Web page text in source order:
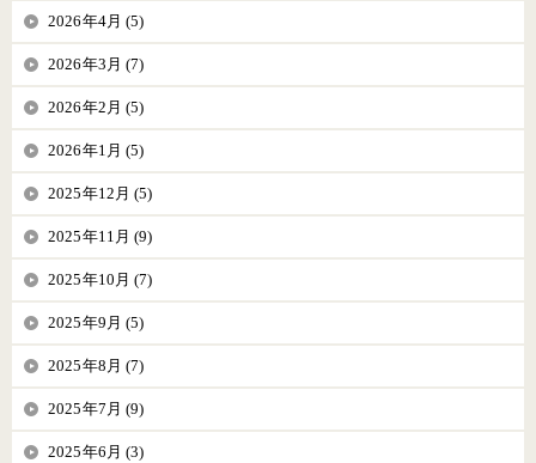
2026年4月 (5)
2026年3月 (7)
2026年2月 (5)
2026年1月 (5)
2025年12月 (5)
2025年11月 (9)
2025年10月 (7)
2025年9月 (5)
2025年8月 (7)
2025年7月 (9)
2025年6月 (3)